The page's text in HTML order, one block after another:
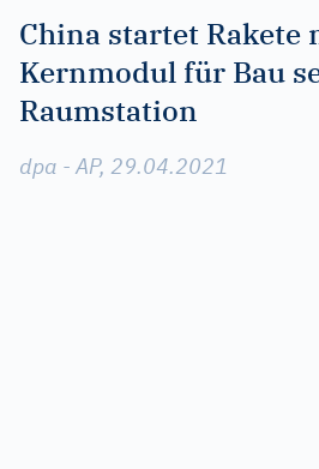
China startet Rakete
Kernmodul für Bau
Raumstation
dpa - AP, 29.04.2021